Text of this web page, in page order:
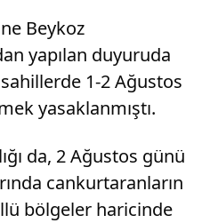
Beykoz
yapılan duyuruda
sahillerde 1-2 Ağustos
yasaklanmıştı.
da, 2 Ağustos günü
cankurtaranların
bölgeler haricinde